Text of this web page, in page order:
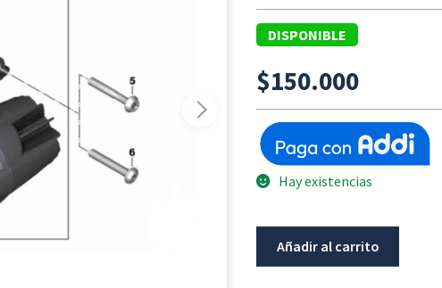
DISPONIBLE
$150.000
Hay existencias
Añadir al carrito